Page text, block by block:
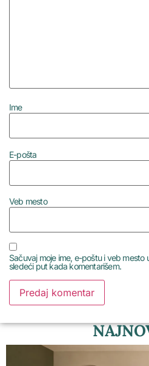
Ime
E-pošta
Veb mesto
Sačuvaj moje ime, e-poštu i veb
sledeći put kada komentarišem.